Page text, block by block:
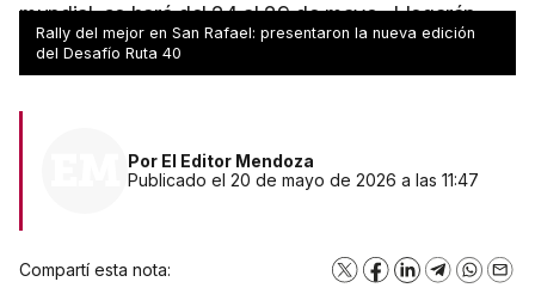
mundial, se hará del 24 al 29 de mayo -Llegarán
pilotos de renombre en el rally mundial
Rally del mejor en San Rafael: presentaron la nueva edición
del Desafío Ruta 40
Por El Editor Mendoza
Publicado el 20 de mayo de 2026 a las 11:47
Compartí esta nota: X Facebook
LinkedInTelegram